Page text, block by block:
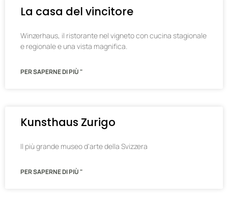
La casa del vincitore
Winzerhaus, il ristorante nel vigneto con cucina stagionale
e regionale e una vista magnifica.
PER SAPERNE DI PIÙ "
Kunsthaus Zurigo
Il più grande museo d'arte della Svizzera
PER SAPERNE DI PIÙ "